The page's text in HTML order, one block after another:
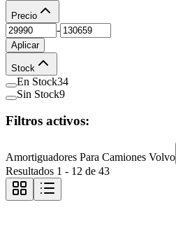
Precio
-
Aplicar
Stock
En Stock34
Sin Stock9
Filtros activos:
Amortiguadores Para Camiones Volvo
Resultados 1 - 12 de 43